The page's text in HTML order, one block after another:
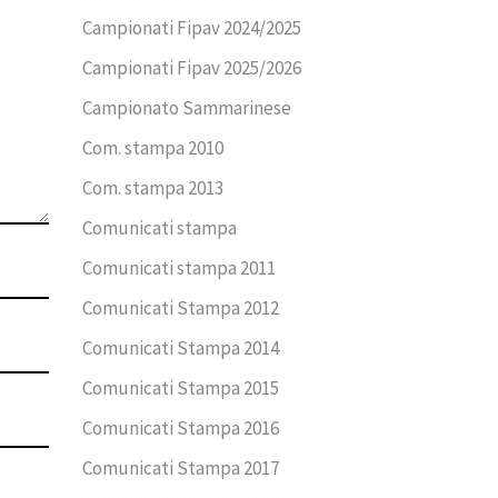
Campionati Fipav 2024/2025
Campionati Fipav 2025/2026
Campionato Sammarinese
Com. stampa 2010
Com. stampa 2013
Comunicati stampa
Comunicati stampa 2011
Comunicati Stampa 2012
Comunicati Stampa 2014
Comunicati Stampa 2015
Comunicati Stampa 2016
Comunicati Stampa 2017